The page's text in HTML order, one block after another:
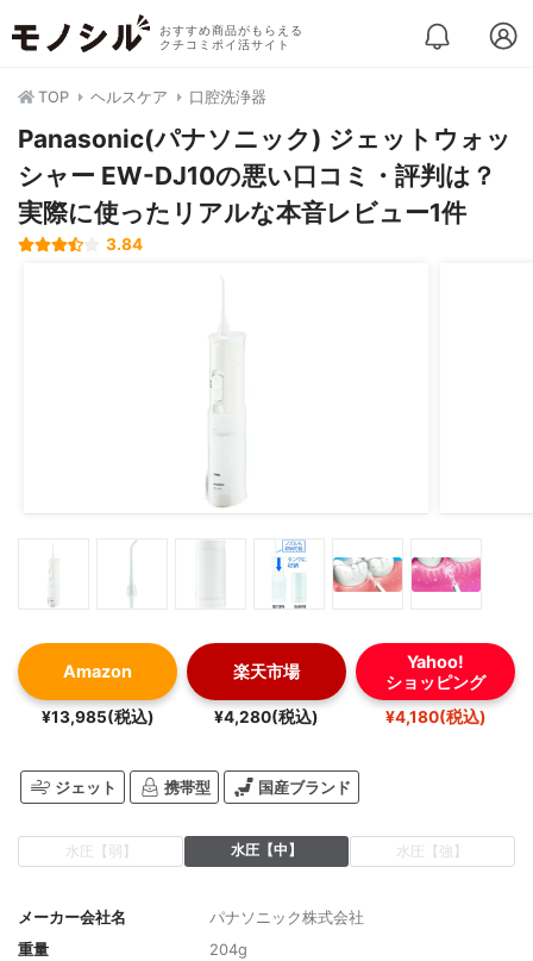
おすすめ商品がもらえる
クチコミポイ活サイト
TOP ヘルスケア 口腔洗浄器
Panasonic(パナソニック) ジェットウォッ
シャー EW-DJ10の悪い口コミ・評判は？
実際に使ったリアルな本音レビュー1件
3.84
Amazon
¥13,985(税込)
楽天市場
¥4,280(税込)
Yahoo!
ショッピング
¥4,180(税込)
ジェット 携帯型 国産ブランド
水圧【弱】 水圧【中】 水圧【強】
メーカー会社名
パナソニック株式会社
重量
204g